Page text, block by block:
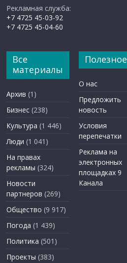
Рекламная служба:
+7 4725 45-03-92
+7 4725 45-04-60
Все
материалы
Архив (1)
Бизнес (238)
Культура (1 446)
Люди (1 041)
На правах
рекламы (324)
Новости
партнеров (269)
Общество (9 917)
Погода (1 439)
Политика (501)
Проекты (383)
Полезное
О нас
Предложить
новость
Условия
перепечатки
Реклама на
электронных
площадках 9
Канала